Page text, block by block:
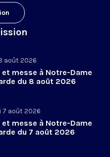
août 2026
et messe à Notre-Dame
du 8 août 2026
7 août 2026
et messe à Notre-Dame
du 7 août 2026